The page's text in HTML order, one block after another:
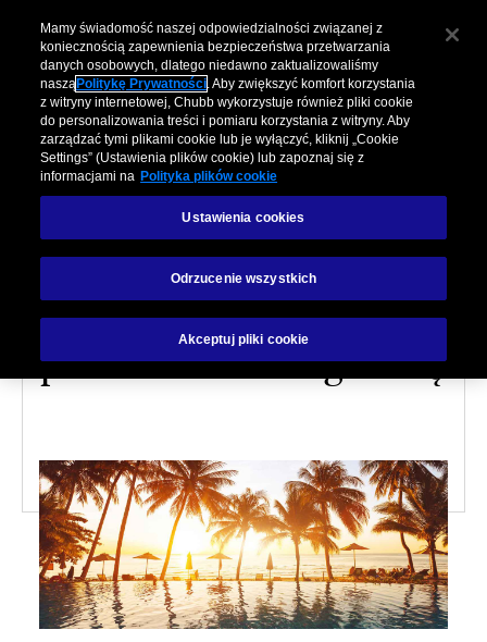
PODRÓŻE
8 wskazówek
dotyczących
bezpiecznego
podróżowania za granicę
Mamy świadomość naszej odpowiedzialności związanej z
koniecznością zapewnienia bezpieczeństwa przetwarzania
danych osobowych, dlatego niedawno zaktualizowaliśmy
naszą Politykę Prywatności. Aby zwiększyć komfort korzystania
z witryny internetowej, Chubb wykorzystuje również pliki cookie
do personalizowania treści i pomiaru korzystania z witryny. Aby
zarządzać tymi plikami cookie lub je wyłączyć, kliknij „Cookie
Settings” (Ustawienia plików cookie) lub zapoznaj się z
informacjami na Polityka plików cookie
Ustawienia cookies
Odrzucenie wszystkich
Akceptuj pliki cookie